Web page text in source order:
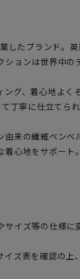
したブランド。
ョンは世界中の
グ、着心地よく
丁寧に仕立てられ
来の繊維ベン
心地をサポート。
イズ等の仕様に
ズ表を確認の上